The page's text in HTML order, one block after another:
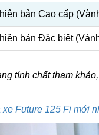
bản Cao cấp
bản Đặc biệt
tính chất tham
xe Future 125 Fi mới